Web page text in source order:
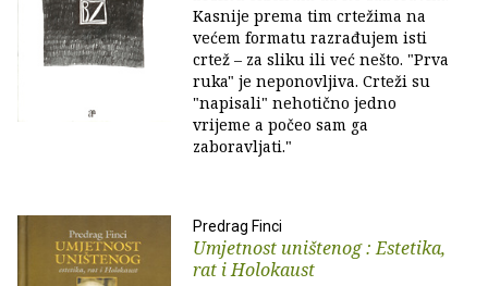
Kasnije prema tim crtežima na
većem formatu razrađujem isti
crtež – za sliku ili već nešto. "Prva
ruka" je neponovljiva. Crteži su
"napisali" nehotično jedno
vrijeme a počeo sam ga
zaboravljati."
Predrag Finci
Umjetnost uništenog : Estetika,
rat i Holokaust